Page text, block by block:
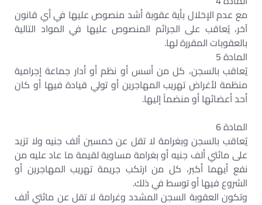
مع عدم الإخلال بأية عقوبة أشد منصوص عليها في أي قانون
آخر، يُعاقب على الجرائم المنصوص عليها في المواد التالية
بالعقوبات المقررة لها.
المادة 5
يُعاقب بالسجن، كل من أسس أو نظم أو أدار جماعة إجرامية
منظمة لأغراض تهريب المهاجرين أو تولي قيادة فيها أو كان
أحد أعضائها أو منضماً إليها.
المادة 6
يُعاقب بالسجن وبغرامة لا تقل عن خمسين ألف جنيه ولا تزيد
على مائتي ألف جنيه أو بغرامة مساوية لقيمة ما عاد عليه من
نفع أيهما أكبر، كل من ارتكب جريمة تهريب المهاجرين أو
الشروع فيها أو توسط في ذلك.
وتكون العقوبة السجن المشدد وغرامة لا تقل عن مائتي ألف